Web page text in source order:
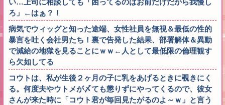
い…上司に相談しても「困ってるのはお前だけだから我慢し
ろ」←はぁ？！
病気でウィッグと知った途端、女性社員を無視＆最低の性的
暴言を吐く会社男たち！裏で告発した結果、部署解体＆異動
で減給の地獄を見ることにｗｗ←人として最低限の倫理観す
ら欠如してる
コウトは、私が生後２ヶ月の子に乳をあげるときに覗きにく
る。何度夫やウトメが〆ても懲りずにやってくるので、彼女
さんが来た時に「コウト君が毎回見たがるのよ～ｗ」と言う